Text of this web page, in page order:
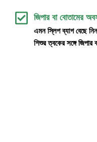
জিপার বা বোতামের
এমন স্লিপ ব্যাগ বেছে
শিশুর ত্বকের সঙ্গে জিপার